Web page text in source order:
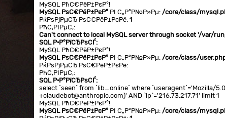
MySQL РћС€РёР±РєР°!
MySQL РѕС€РёР±РєР° РІ С„Р°Р№Р»Рµ:/core/class/
РќРѕРјРµСЂ РѕС€РёР±РєРё:1
РћС‚РІРµС‚:
Can't connect to local MySQL server through socket '/var/
SQL Р·Р°РїСЂРѕСЃ:
MySQL РћС€РёР±РєР°!
MySQL РѕС€РёР±РєР° РІ С„Р°Р№Р»Рµ:/core/class/
РќРѕРјРµСЂ РѕС€РёР±РєРё:
РћС‚РІРµС‚:
SQL Р·Р°РїСЂРѕСЃ:
select `seen` from `lib_online` where `useragent`='Mozilla/
+claudebot@anthropic.com)' AND `ip`='216.73.217.71' limit 1
MySQL РћС€РёР±РєР°!
MySQL РѕС€РёР±РєР° РІ С„Р°Р№Р»Рµ:/core/class/